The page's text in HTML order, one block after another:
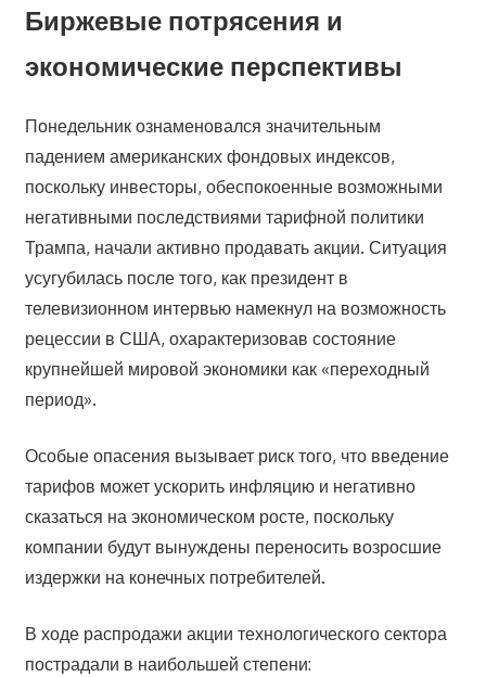
Биржевые потрясения и
экономические перспективы
Понедельник ознаменовался значительным
падением американских фондовых индексов,
поскольку инвесторы, обеспокоенные возможными
негативными последствиями тарифной политики
Трампа, начали активно продавать акции. Ситуация
усугубилась после того, как президент в
телевизионном интервью намекнул на возможность
рецессии в США, охарактеризовав состояние
крупнейшей мировой экономики как «переходный
период».
Особые опасения вызывает риск того, что введение
тарифов может ускорить инфляцию и негативно
сказаться на экономическом росте, поскольку
компании будут вынуждены переносить возросшие
издержки на конечных потребителей.
В ходе распродажи акции технологического сектора
пострадали в наибольшей степени: